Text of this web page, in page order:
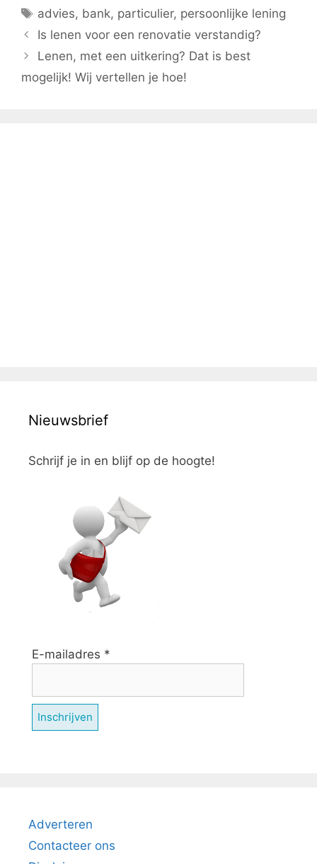
Tags
advies, bank, particulier, persoonlijke lening
Is lenen voor een renovatie verstandig?
Lenen, met een uitkering? Dat is best
mogelijk! Wij vertellen je hoe!
Nieuwsbrief
Schrijf je in en blijf op de hoogte!
E-mailadres *
Adverteren
Contacteer ons